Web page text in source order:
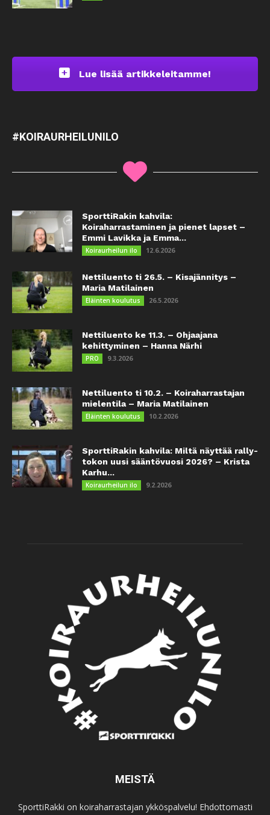
Lue lisää artikkeleitamme!
#KOIRAURHEILUNILO
SporttiRakin kahvila:
Koiraharrastaminen ja pienet lapset –
Emmi Lavikka ja Emma...
Koiraurheilun ilo 12.6.2026
Nettiluento ti 26.5. – Kisajännitys –
Maria Matilainen
Eläinten koulutus 26.5.2026
Nettiluento ke 11.3. – Ohjaajana
kehittyminen – Hanna Närhi
PRO 9.3.2026
Nettiluento ti 10.2. – Koiraharrastajan
mielentila – Maria Matilainen
Eläinten koulutus 10.2.2026
SporttiRakin kahvila: Miltä näyttää rally-
tokon uusi sääntövuosi 2026? – Krista
Karhu...
Koiraurheilun ilo 9.2.2026
MEISTÄ
SporttiRakki on koiraharrastajan ykköspalvelu! Ehdottomasti